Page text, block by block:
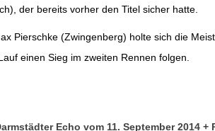
der bereits vorher den Titel sicher hatte.
Pierschke (Zwingenberg) holte sich die
einen Sieg im zweiten Rennen folgen.
Echo vom 11. September 2014